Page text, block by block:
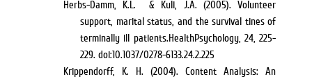
Herbs-Damm, K.L. & Kuli, J.A. (2005). Volunteer
support, marital status, and the survival tines of
terminally ill patients.HealthPsychology, 24, 225-
229. doi:10.1037/0278-6133.24.2.225
Krippendorff, K. H. (2004). Content Analysis: An